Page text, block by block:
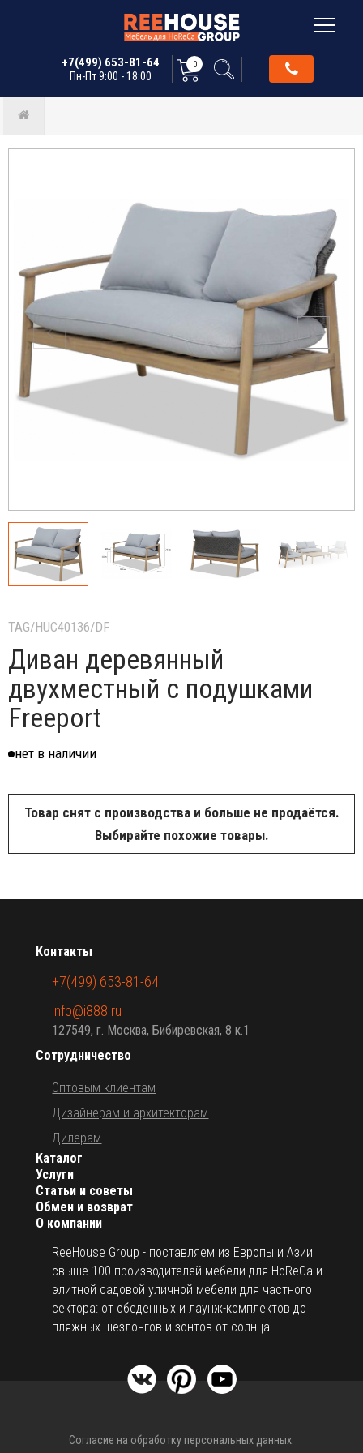
+7(499) 653-81-64
Пн-Пт 9:00 - 18:00
0
TAG/HUC40136/DF
Диван деревянный
двухместный с подушками
Freeport
нет в наличии
Товар снят с производства и больше не продаётся.
Выбирайте похожие товары.
О компании
ReeHouse Group - поставляем из Европы и Азии
свыше 100 производителей мебели для HoReCa и
элитной садовой уличной мебели для частного
сектора: от обеденных и лаунж-комплектов до
пляжных шезлонгов и зонтов от солнца.
Каталог
Услуги
Статьи и советы
Обмен и возврат
Сотрудничество
Оптовым клиентам
Дизайнерам и архитекторам
Дилерам
Контакты
+7(499) 653-81-64
info@i888.ru
127549, г. Москва, Бибиревская, 8 к.1
Согласие на обработку персональных данных.